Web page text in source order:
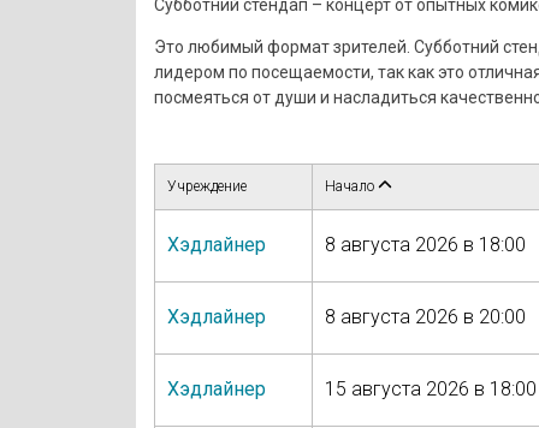
Субботний стендап – концерт от опытных
Это любимый формат зрителей. Субботний
лидером по посещаемости, так как это
посмеяться от души и насладиться
Учреждение Начало
Хэдлайнер 8 августа 2026 в 18:00
Хэдлайнер 8 августа 2026 в 20:00
Хэдлайнер 15 августа 2026 в 18:00